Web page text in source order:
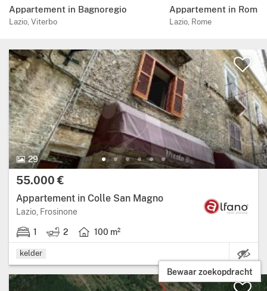
Appartement in Bagnoregio
Lazio, Viterbo
Appartement in Roma
Lazio, Rome
29
29 Foto’s.
Prijs:
55.000 €
Appartement in Colle San Magno
Lazio, FrosinoneRegio: Lazio, provincie: Frosinone.
1
1 slaapkamer.
2
2 badkamers.100 m²
Woonoppervlakte: 100 vierkante meters.
kelder
Bewaar zoekopdracht